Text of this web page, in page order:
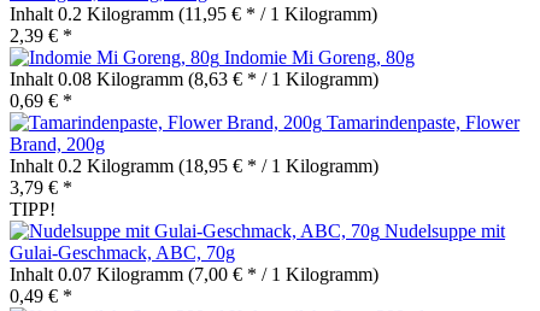
Inhalt 0.2 Kilogramm (11,95 € * / 1 Kilogramm)
2,39 € *
Indomie Mi Goreng, 80g
Inhalt 0.08 Kilogramm (8,63 € * / 1 Kilogramm)
0,69 € *
Tamarindenpaste, Flower
Brand, 200g
Inhalt 0.2 Kilogramm (18,95 € * / 1 Kilogramm)
3,79 € *
TIPP!
Nudelsuppe mit
Gulai-Geschmack, ABC, 70g
Inhalt 0.07 Kilogramm (7,00 € * / 1 Kilogramm)
0,49 € *